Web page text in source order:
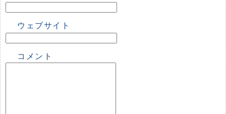
ウェブサイト
コメント